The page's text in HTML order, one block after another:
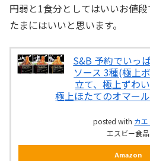
円弱と1食分としてはいいお値
たまにはいいと思います。
S&B 予約でいっ
ソース 3種(極上
立て、極上ずわ
極上ほたてのオマー
posted with カ
エスビー食品
Amazon